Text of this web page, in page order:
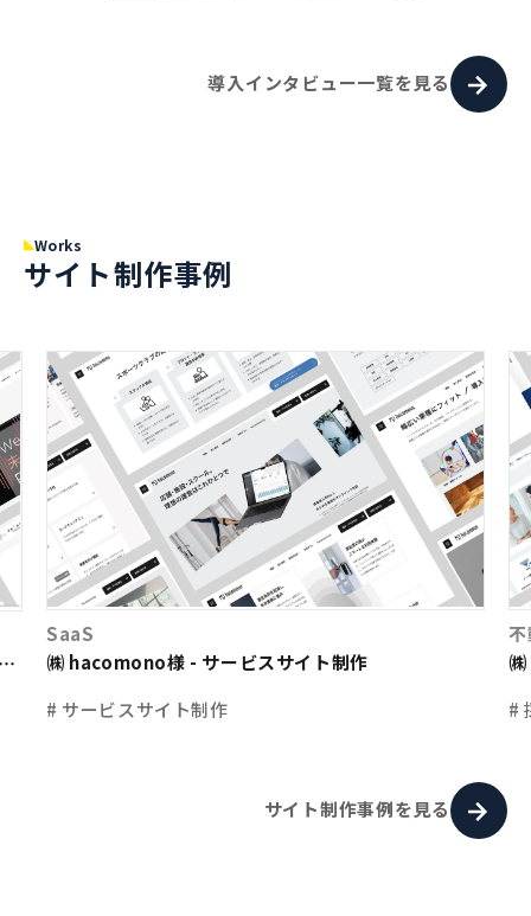
導入インタビュー一覧を見る
Works
サイト制作事例
SaaS
㈱ hacomono様 - サービスサイト制作
# サービスサイト制作
#
サイト制作事例を見る